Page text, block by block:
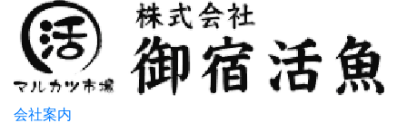
会社案内